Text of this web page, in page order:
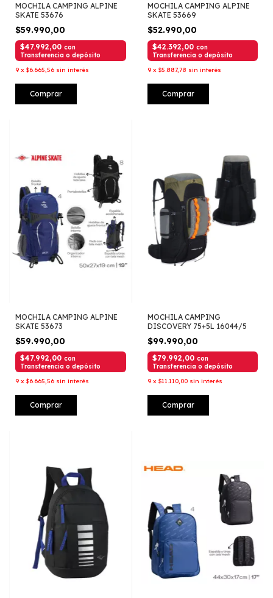
MOCHILA CAMPING ALPINE
SKATE 53676
$59.990,00
$47.992,00 con
Transferencia o depósito
9 x $6.665,56 sin interés
Comprar
MOCHILA CAMPING ALPINE
SKATE 53669
$52.990,00
$42.392,00 con
Transferencia o depósito
9 x $5.887,78 sin interés
Comprar
MOCHILA CAMPING ALPINE
SKATE 53673
$59.990,00
$47.992,00 con
Transferencia o depósito
9 x $6.665,56 sin interés
Comprar
MOCHILA CAMPING
DISCOVERY 75+5L 16044/5
$99.990,00
$79.992,00 con
Transferencia o depósito
9 x $11.110,00 sin interés
Comprar